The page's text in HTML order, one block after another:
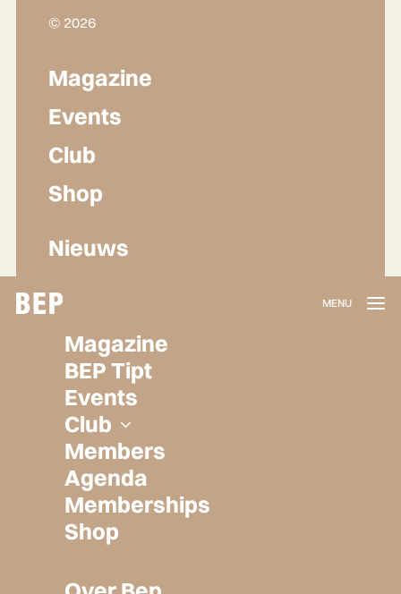
Magazine
BEP Tipt
Events
Club
Members
Agenda
Memberships
Shop
© 2026
Magazine
Events
Club
Shop
Nieuws
Lidmaatschap
Herroepen
Privacy policy
Algemene voorwaarden